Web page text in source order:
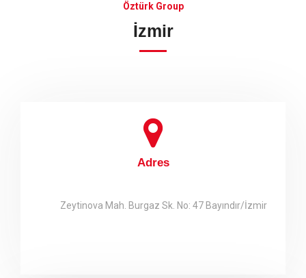
Öztürk Group
İzmir
Adres
Zeytinova Mah. Burgaz Sk. No: 47 Bayındır/İzmir